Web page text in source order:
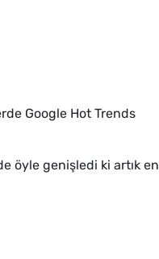
Google Hot Trends
öyle genişledi ki artık en